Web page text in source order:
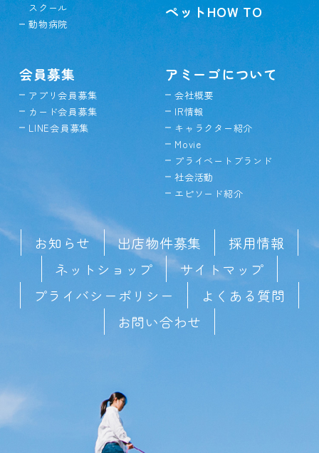
スクール
動物病院
ペットHOW TO
会員募集
アプリ会員募集
カード会員募集
LINE会員募集
アミーゴについて
会社概要
IR情報
キャラクター紹介
Movie
プライベートブランド
社会活動
エピソード紹介
お知らせ 出店物件募集
採用情報
ネットショップ
サイトマップ
プライバシーポリシー
よくある質問
お問い合わせ